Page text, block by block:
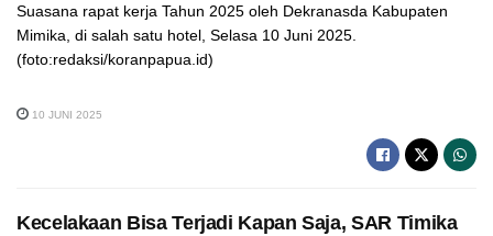
Suasana rapat kerja Tahun 2025 oleh Dekranasda Kabupaten
Mimika, di salah satu hotel, Selasa 10 Juni 2025.
(foto:redaksi/koranpapua.id)
10 JUNI 2025
Kecelakaan Bisa Terjadi Kapan Saja, SAR Timika